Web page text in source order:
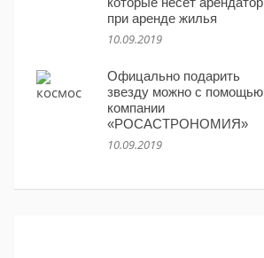
при аренде жилья
10.09.2019
Офицально подарить
звезду можно с помощью
компании
«РОСАСТРОНОМИЯ»
10.09.2019